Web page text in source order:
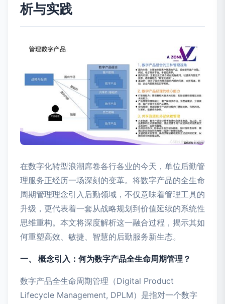
析与实践
在数字化转型浪潮席卷各行各业的今天，单位后勤管
理服务正经历一场深刻的变革。将数字产品的全生命
周期管理理念引入后勤领域，不仅意味着管理工具的
升级，更代表着一套从战略规划到价值延续的系统性
思维重构。本文将深度解析这一融合过程，揭示其如
何重塑高效、敏捷、智慧的后勤服务新生态。
一、 概念引入：何为数字产品全生命周期管理？
数字产品全生命周期管理（Digital Product
Lifecycle Management, DPLM）是指对一个数字